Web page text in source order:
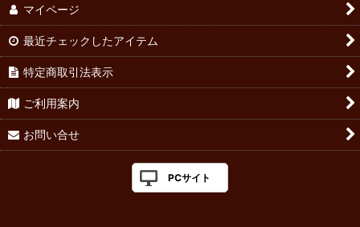
マイページ
最近チェックしたアイテム
特定商取引法表示
ご利用案内
お問い合せ
PCサイト